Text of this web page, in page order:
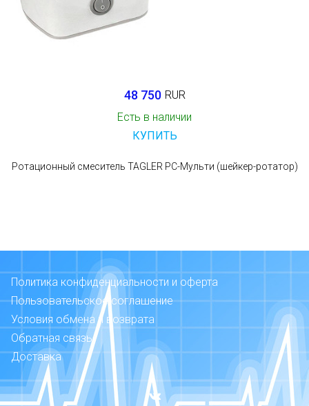
48 750 RUR
Есть в наличии
КУПИТЬ
Ротационный смеситель TAGLER РС-Мульти (шейкер-ротатор)
Политика конфиденциальности и оферта
Пользовательское соглашение
Условия обмена и возврата
Обратная связь
Доставка